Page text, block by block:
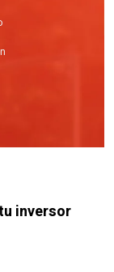
inversor